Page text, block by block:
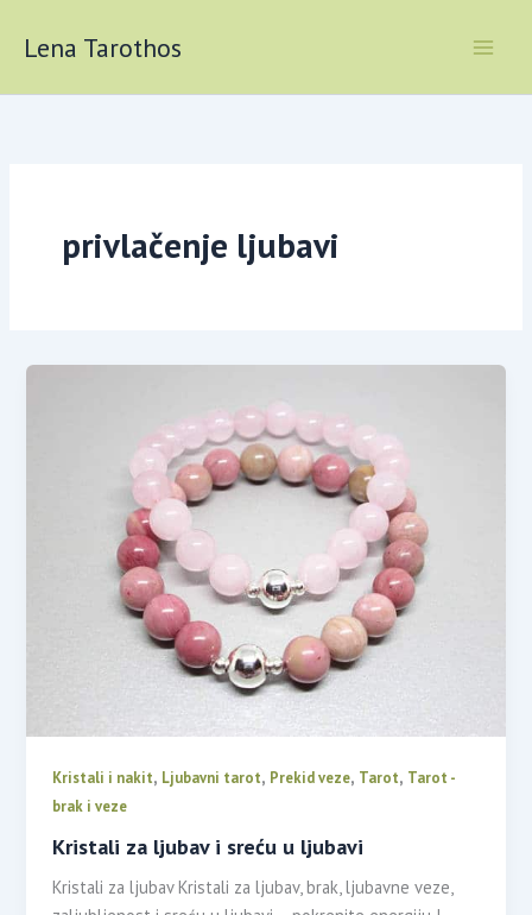
Lena Tarothos
privlačenje ljubavi
Kristali i nakit, Ljubavni tarot, Prekid veze, Tarot, Tarot -
brak i veze
Kristali za ljubav i sreću u ljubavi
Kristali za ljubav Kristali za ljubav, brak, ljubavne veze,